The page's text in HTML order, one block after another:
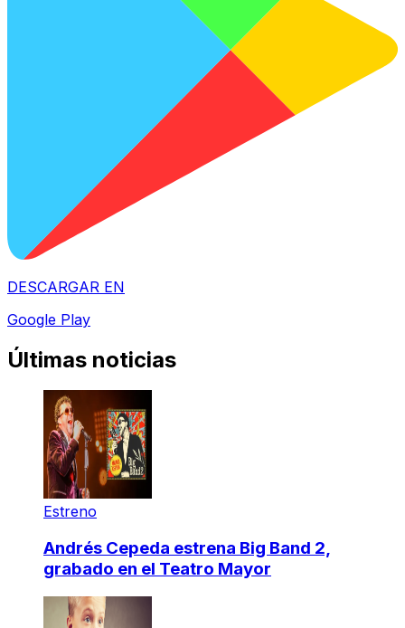
DESCARGAR EN
Google Play
Últimas noticias
Estreno
Andrés Cepeda estrena Big Band 2,
grabado en el Teatro Mayor